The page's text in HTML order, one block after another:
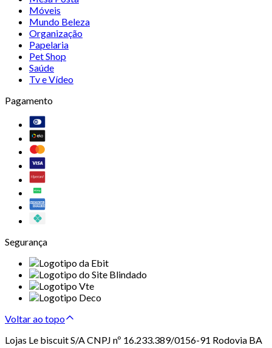
Móveis
Mundo Beleza
Organização
Papelaria
Pet Shop
Saúde
Tv e Vídeo
Pagamento
Segurança
Voltar ao topo
Lojas Le biscuit S/A CNPJ nº 16.233.389/0156-91 Rodovia BA